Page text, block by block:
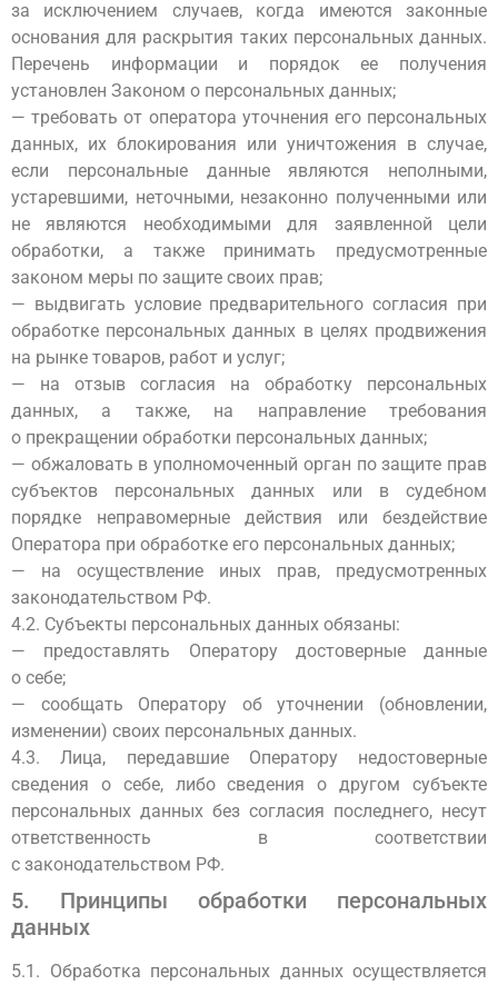
за исключением случаев, когда имеются законные
основания для раскрытия таких персональных данных.
Перечень информации и порядок ее получения
установлен Законом о персональных данных;
— требовать от оператора уточнения его персональных
данных, их блокирования или уничтожения в случае,
если персональные данные являются неполными,
устаревшими, неточными, незаконно полученными или
не являются необходимыми для заявленной цели
обработки, а также принимать предусмотренные
законом меры по защите своих прав;
— выдвигать условие предварительного согласия при
обработке персональных данных в целях продвижения
на рынке товаров, работ и услуг;
— на отзыв согласия на обработку персональных
данных, а также, на направление требования
о прекращении обработки персональных данных;
— обжаловать в уполномоченный орган по защите прав
субъектов персональных данных или в судебном
порядке неправомерные действия или бездействие
Оператора при обработке его персональных данных;
— на осуществление иных прав, предусмотренных
законодательством РФ.
4.2. Субъекты персональных данных обязаны:
— предоставлять Оператору достоверные данные
о себе;
— сообщать Оператору об уточнении (обновлении,
изменении) своих персональных данных.
4.3. Лица, передавшие Оператору недостоверные
сведения о себе, либо сведения о другом субъекте
персональных данных без согласия последнего, несут
ответственность в соответствии
с законодательством РФ.
5. Принципы обработки персональных
данных
5.1. Обработка персональных данных осуществляется